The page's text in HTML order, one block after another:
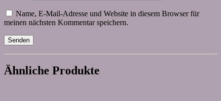
Name, E-Mail-Adresse und Website in diesem Browser für
meinen nächsten Kommentar speichern.
Ähnliche Produkte